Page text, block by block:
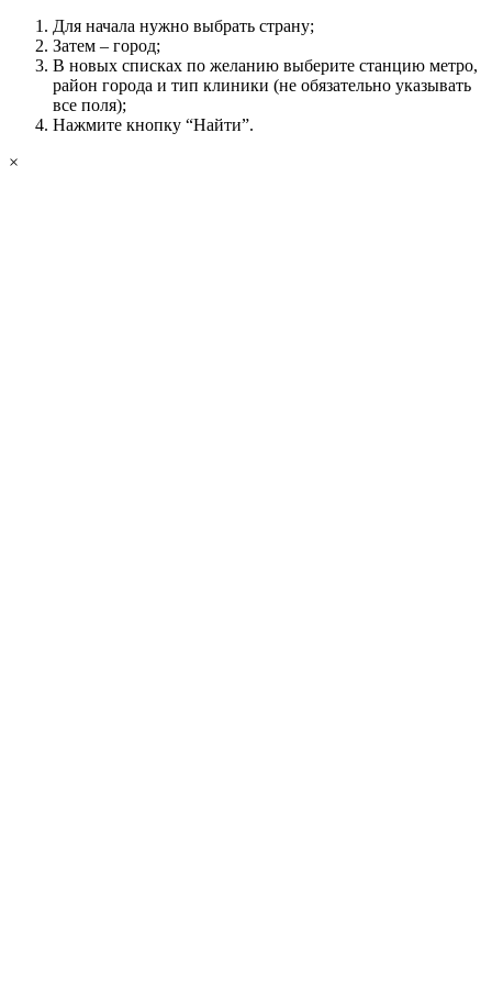
Для начала нужно выбрать страну;
Затем – город;
В новых списках по желанию выберите станцию метро,
район города и тип клиники (не обязательно указывать
все поля);
Нажмите кнопку “Найти”.
×